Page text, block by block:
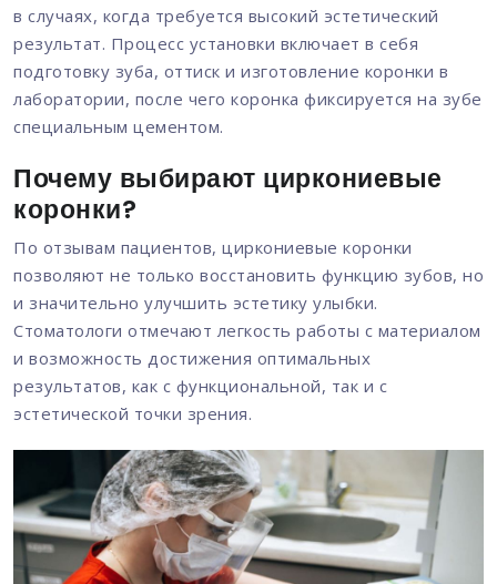
в случаях, когда требуется высокий эстетический
результат. Процесс установки включает в себя
подготовку зуба, оттиск и изготовление коронки в
лаборатории, после чего коронка фиксируется на зубе
специальным цементом.
Почему выбирают циркониевые
коронки?
По отзывам пациентов, циркониевые коронки
позволяют не только восстановить функцию зубов, но
и значительно улучшить эстетику улыбки.
Стоматологи отмечают легкость работы с материалом
и возможность достижения оптимальных
результатов, как с функциональной, так и с
эстетической точки зрения.